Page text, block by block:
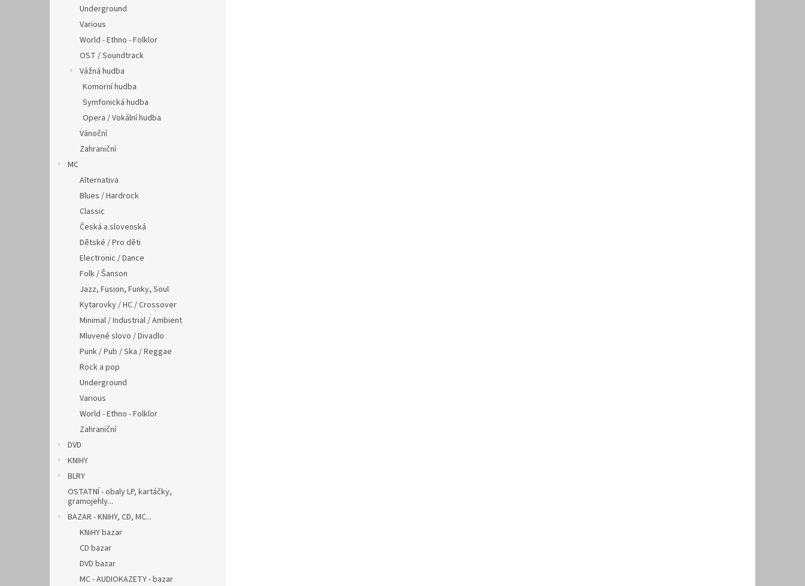
Underground
Various
World - Ethno - Folklor
OST / Soundtrack
Vážná hudba
Komorní hudba
Symfonická hudba
Opera / Vokální hudba
Vánoční
Zahraniční
MC
Alternativa
Blues / Hardrock
Classic
Česká a slovenská
Dětské / Pro děti
Electronic / Dance
Folk / Šanson
Jazz, Fusion, Funky, Soul
Kytarovky / HC / Crossover
Minimal / Industrial / Ambient
Mluvené slovo / Divadlo
Punk / Pub / Ska / Reggae
Rock a pop
Underground
Various
World - Ethno - Folklor
Zahraniční
DVD
KNIHY
BLRY
OSTATNÍ - obaly LP, kartáčky,
gramojehly...
BAZAR - KNIHY, CD, MC...
KNiHY bazar
CD bazar
DVD bazar
MC - AUDIOKAZETY - bazar